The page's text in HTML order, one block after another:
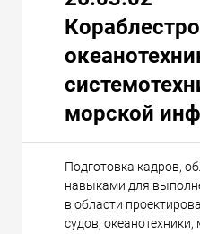
морской
Подготовка кадров,
навыками для
в области
судов,